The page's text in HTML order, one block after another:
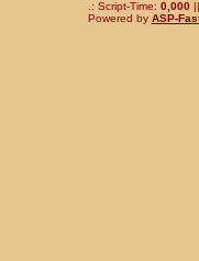
.: Script-Time: 0,000||
Powered by ASP-